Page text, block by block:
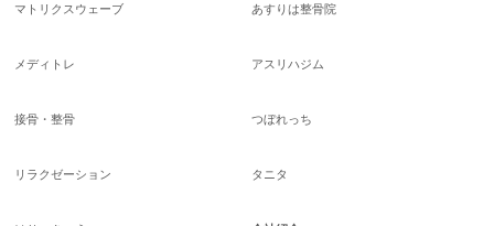
マトリクスウェーブ
メディトレ
接骨・整骨
リラクゼーション
あすりは整骨院
アスリハジム
つぼれっち
タニタ